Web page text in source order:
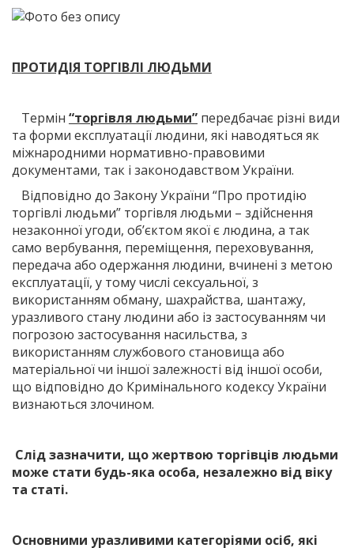
ПРОТИДІЯ ТОРГІВЛІ ЛЮДЬМИ
Термін “торгівля людьми” передбачає різні види
та форми експлуатації людини, які наводяться як
міжнародними нормативно-правовими
документами, так і законодавством України.
Відповідно до Закону України “Про протидію
торгівлі людьми” торгівля людьми – здійснення
незаконної угоди, об’єктом якої є людина, а так
само вербування, переміщення, переховування,
передача або одержання людини, вчинені з метою
експлуатації, у тому числі сексуальної, з
використанням обману, шахрайства, шантажу,
уразливого стану людини або із застосуванням чи
погрозою застосування насильства, з
використанням службового становища або
матеріальної чи іншої залежності від іншої особи,
що відповідно до Кримінального кодексу України
визнаються злочином.
Слід зазначити, що жертвою торгівців людьми
може стати будь-яка особа, незалежно від віку
та статі.
Основними уразливими категоріями осіб, які